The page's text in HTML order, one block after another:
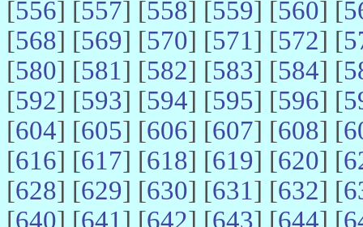
[556] [557] [558] [559] [560] [
[568] [569] [570] [571] [572] [
[580] [581] [582] [583] [584] [
[592] [593] [594] [595] [596] [
[604] [605] [606] [607] [608] [
[616] [617] [618] [619] [620] [
[628] [629] [630] [631] [632] [
[640] [641] [642] [643] [644] [